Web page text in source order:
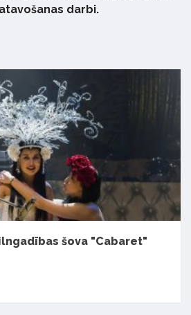
darbi.
šova "Cabaret"